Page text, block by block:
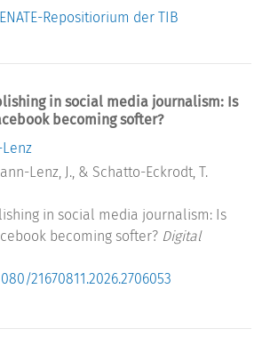
Repositiorium der TIB
in social media journalism: Is
becoming softer?
Lenz, J., & Schatto-Eckrodt, T.
in social media journalism: Is
becoming softer? Digital
21670811.2026.2706053